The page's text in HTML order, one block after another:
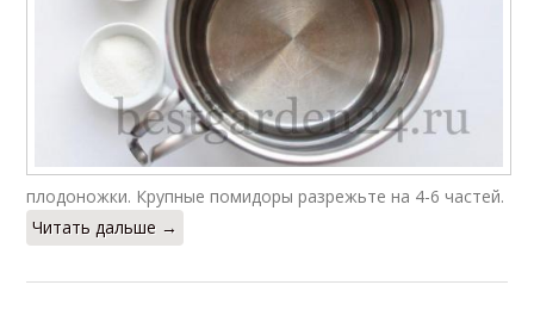
плодоножки. Крупные помидоры разрежьте на 4-6 частей.
Читать дальше →